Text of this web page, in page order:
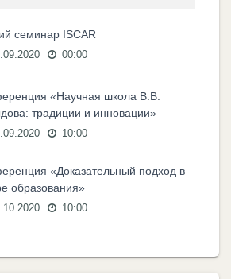
семинар ISCAR
00:00
«Научная школа В.В.
традиции и инновации»
10:00
«Доказательный подход в
образования»
10:00